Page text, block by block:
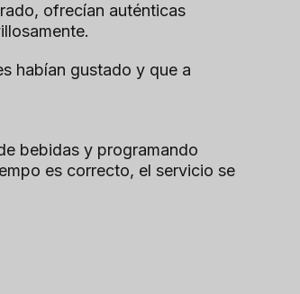
ofrecían auténticas
habían gustado y que a
bebidas y programando
es correcto, el servicio se